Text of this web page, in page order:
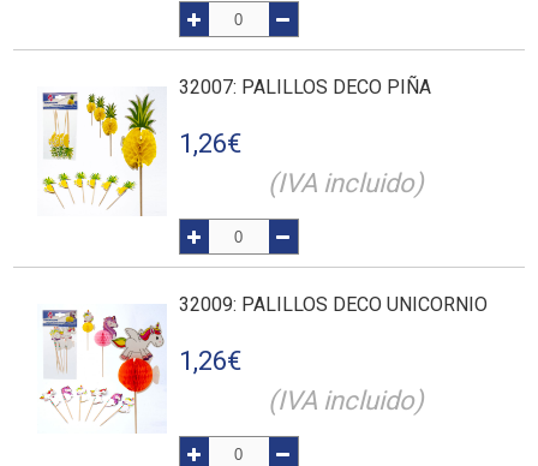
32007: PALILLOS DECO PIÑA
1,26€
(IVA incluido)
32009: PALILLOS DECO UNICORNIO
1,26€
(IVA incluido)